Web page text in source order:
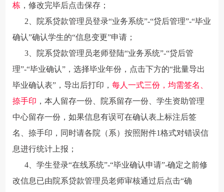
栋 ，修改完毕后点击保存；
2、院系贷款管理员登录“业务系统”-“贷后管理”-“毕业
确认”确认学生的“信息变更”申请；
3、院系贷款管理员老师登陆“业务系统”-“贷后管
理”-“毕业确认”，选择毕业年份，点击下方的“批量导出
毕业确认表”，导出后打印，每人一式三份，均需签名、
捺手印 ，本人留存一份、院系留存一份、学生资助管理
中心留存一份，如果信息有误可在确认表上标注后签
名、捺手印，同时请各院（系）按照附件1格式对错误信
息进行统计上报；
4、学生登录“在线系统”-“毕业确认申请”-确定之前修
改信息已由院系贷款管理员老师审核通过后点击“确